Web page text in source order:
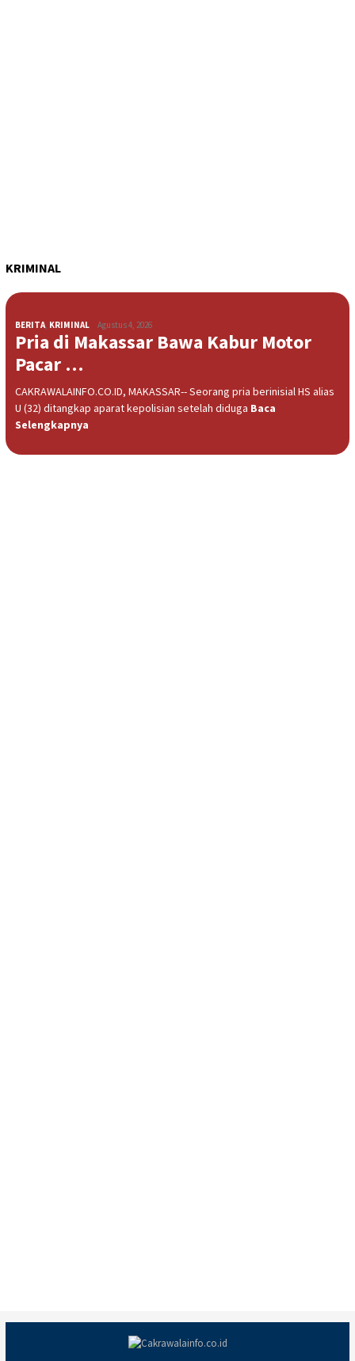
KRIMINAL
BERITA, KRIMINAL Agustus 4, 2026
Pria di Makassar Bawa Kabur Motor
Pacar …
CAKRAWALAINFO.CO.ID, MAKASSAR-- Seorang pria berinisial HS alias
U (32) ditangkap aparat kepolisian setelah diduga Baca
Selengkapnya